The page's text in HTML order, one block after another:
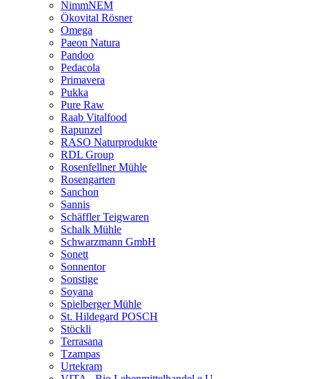
NimmNEM
Ökovital Rösner
Omega
Paeon Natura
Pandoo
Pedacola
Primavera
Pukka
Pure Raw
Raab Vitalfood
Rapunzel
RASO Naturprodukte
RDL Group
Rosenfellner Mühle
Rosengarten
Sanchon
Sannis
Schäffler Teigwaren
Schalk Mühle
Schwarzmann GmbH
Sonett
Sonnentor
Sonstige
Soyana
Spielberger Mühle
St. Hildegard POSCH
Stöckli
Terrasana
Tzampas
Urtekram